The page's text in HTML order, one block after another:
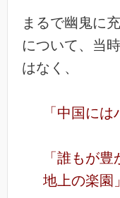
まるで幽鬼に
について、当
はなく、
「中国には
「誰もが
地上の楽園」